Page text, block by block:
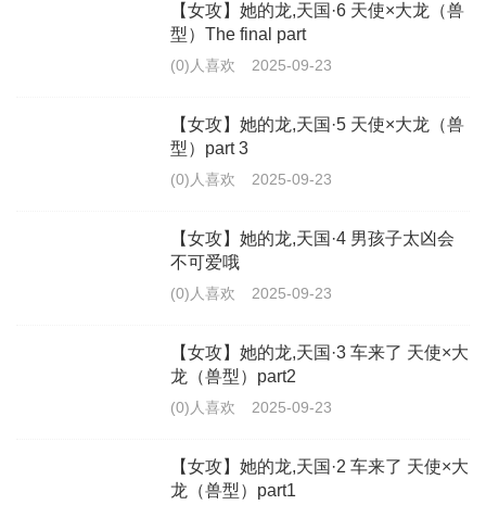
【女攻】她的龙,天国·6 天使×大龙（兽
型）The final part
(0)人喜欢 2025-09-23
【女攻】她的龙,天国·5 天使×大龙（兽
型）part 3
(0)人喜欢 2025-09-23
【女攻】她的龙,天国·4 男孩子太凶会
不可爱哦
(0)人喜欢 2025-09-23
【女攻】她的龙,天国·3 车来了 天使×大
龙（兽型）part2
(0)人喜欢 2025-09-23
【女攻】她的龙,天国·2 车来了 天使×大
龙（兽型）part1